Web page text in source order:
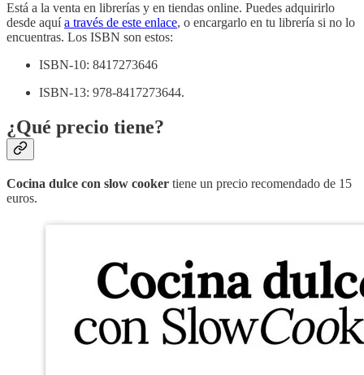
Está a la venta en librerías y en tiendas online. Puedes adquirirlo
desde aquía través de este enlace, o encargarlo en tu librería si no lo
encuentras. Los ISBN son estos:
ISBN-10: 8417273646
ISBN-13: 978-8417273644.
¿Qué precio tiene?
Cocina dulce con slow cooker tiene un precio recomendado de 15
euros.